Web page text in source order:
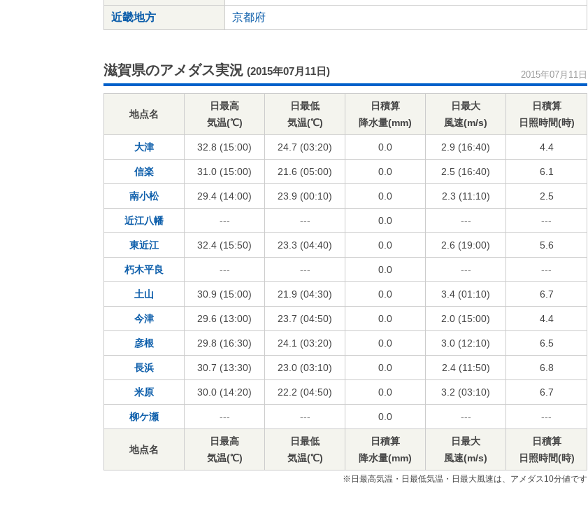
近畿地方 京都府
滋賀県のアメダス実況 (2015年07月11日) 2015年07月11日
地点名
日最高
気温(℃)
日最低
気温(℃)
日積算
降水量(mm)
日最大
風速(m/s)
日積算
日照時間(時)
大津 32.8 (15:00) 24.7 (03:20) 0.0 2.9 (16:40) 4.4
信楽 31.0 (15:00) 21.6 (05:00) 0.0 2.5 (16:40) 6.1
南小松 29.4 (14:00) 23.9 (00:10) 0.0 2.3 (11:10) 2.5
近江八幡 --- --- 0.0 --- ---
東近江 32.4 (15:50) 23.3 (04:40) 0.0 2.6 (19:00) 5.6
朽木平良 --- --- 0.0 --- ---
土山 30.9 (15:00) 21.9 (04:30) 0.0 3.4 (01:10) 6.7
今津 29.6 (13:00) 23.7 (04:50) 0.0 2.0 (15:00) 4.4
彦根 29.8 (16:30) 24.1 (03:20) 0.0 3.0 (12:10) 6.5
長浜 30.7 (13:30) 23.0 (03:10) 0.0 2.4 (11:50) 6.8
米原 30.0 (14:20) 22.2 (04:50) 0.0 3.2 (03:10) 6.7
柳ケ瀬 --- --- 0.0 --- ---
地点名
日最高
気温(℃)
日最低
気温(℃)
日積算
降水量(mm)
日最大
風速(m/s)
日積算
日照時間(時)
※日最高気温・日最低気温・日最大風速は、アメダス10分値です